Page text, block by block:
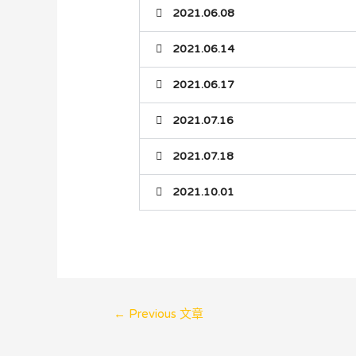
2021.06.08
2021.06.14
2021.06.17
2021.07.16
2021.07.18
2021.10.01
← Previous 文章